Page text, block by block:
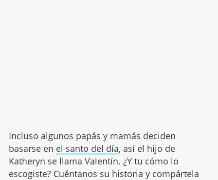
Incluso algunos papás y mamás deciden
basarse en el santo del día, así el hijo de
Katheryn se llama Valentín. ¿Y tu cómo lo
escogiste? Cuéntanos su historia y compártela